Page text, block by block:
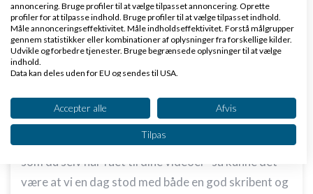
Thomas De Oliveira:
sæt fokus på noget andet og brug tiden på det :-)
Hvis du nu gav ham samme opmuntring til at skrive,
som du selv har fået til dine videoer -så kunne det
være at vi en dag stod med både en god skribent og
annoncering. Bruge profiler til at vælge tilpasset annoncering. Oprette
profiler for at tilpasse indhold. Bruge profiler til at vælge tilpasset indhold.
Måle annonceringseffektivitet. Måle indholdseffektivitet. Forstå målgrupper
gennem statistikker eller kombinationer af oplysninger fra forskellige kilder.
Udvikle og forbedre tjenester. Bruge begrænsede oplysninger til at vælge
indhold.
Data kan deles uden for EU og sendes til USA.
Se partnerliste (2 IAB-leverandører)
Vi bruger dine data til følgende formål:
IAB's behandlingsformål:
Opbevare og/eller tilgå oplysninger på en
Accepter alle Afvis
Tilpas